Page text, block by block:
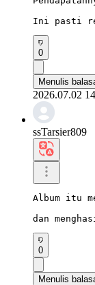
Ini pasti
0
Menulis
2026.07.02
ssTarsier809
Album itu
dan
0
Menulis